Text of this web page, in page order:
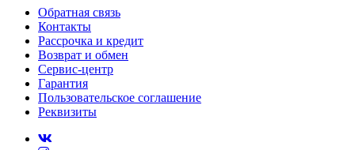
Обратная связь
Контакты
Рассрочка и кредит
Возврат и обмен
Сервис-центр
Гарантия
Пользовательское соглашение
Реквизиты